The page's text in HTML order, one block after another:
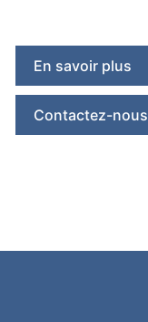
En savoir plus
Contactez-nous